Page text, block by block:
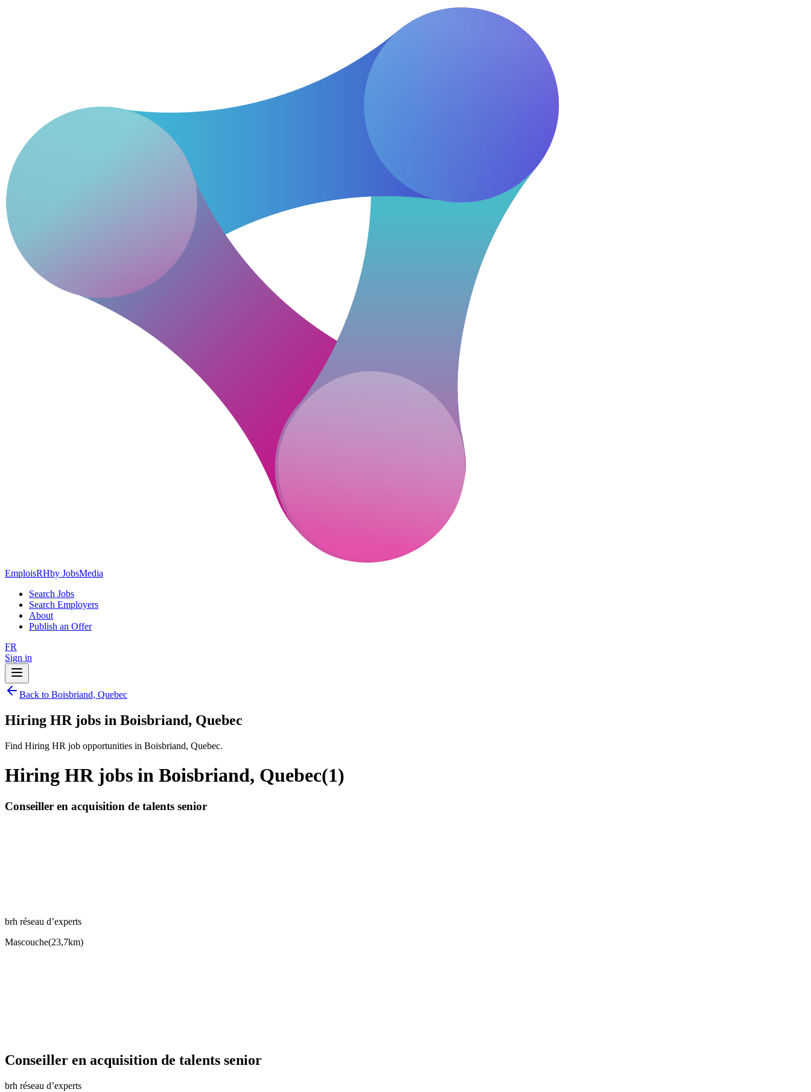
EmploisRHby JobsMedia
Search Jobs
Search Employers
About
Publish an Offer
FR
Sign in
Back to Boisbriand, Quebec
Hiring HR jobs in Boisbriand, Quebec
Find Hiring HR job opportunities in Boisbriand, Quebec.
Hiring HR jobs in Boisbriand, Quebec(1)
Conseiller en acquisition de talents senior
brh réseau d’experts
Mascouche(23,7km)
Conseiller en acquisition de talents senior
brh réseau d’experts